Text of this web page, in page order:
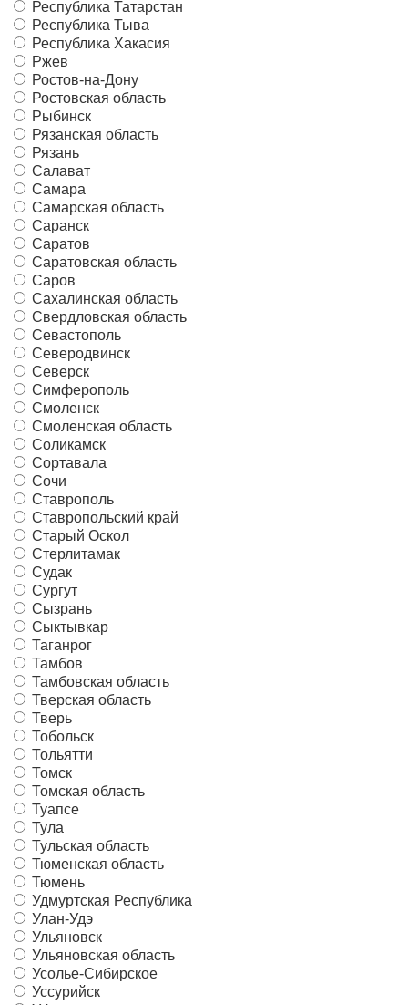
Республика Татарстан
Республика Тыва
Республика Хакасия
Ржев
Ростов-на-Дону
Ростовская область
Рыбинск
Рязанская область
Рязань
Салават
Самара
Самарская область
Саранск
Саратов
Саратовская область
Саров
Сахалинская область
Свердловская область
Севастополь
Северодвинск
Северск
Симферополь
Смоленск
Смоленская область
Соликамск
Сортавала
Сочи
Ставрополь
Ставропольский край
Старый Оскол
Стерлитамак
Судак
Сургут
Сызрань
Сыктывкар
Таганрог
Тамбов
Тамбовская область
Тверская область
Тверь
Тобольск
Тольятти
Томск
Томская область
Туапсе
Тула
Тульская область
Тюменская область
Тюмень
Удмуртская Республика
Улан-Удэ
Ульяновск
Ульяновская область
Усолье-Сибирское
Уссурийск